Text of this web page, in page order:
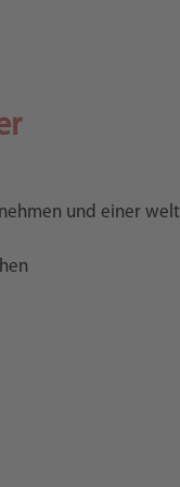
und einer